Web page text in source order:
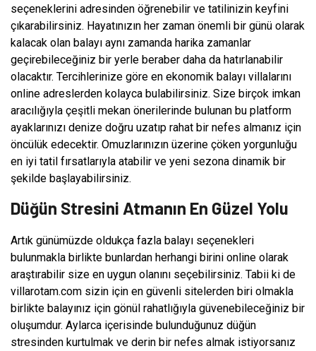
seçeneklerini adresinden öğrenebilir ve tatilinizin keyfini
çıkarabilirsiniz. Hayatınızın her zaman önemli bir günü olarak
kalacak olan balayı aynı zamanda harika zamanlar
geçirebileceğiniz bir yerle beraber daha da hatırlanabilir
olacaktır. Tercihlerinize göre en ekonomik balayı villalarını
online adreslerden kolayca bulabilirsiniz. Size birçok imkan
aracılığıyla çeşitli mekan önerilerinde bulunan bu platform
ayaklarınızı denize doğru uzatıp rahat bir nefes almanız için
öncülük edecektir. Omuzlarınızın üzerine çöken yorgunluğu
en iyi tatil fırsatlarıyla atabilir ve yeni sezona dinamik bir
şekilde başlayabilirsiniz.
Düğün Stresini Atmanın En Güzel Yolu
Artık günümüzde oldukça fazla balayı seçenekleri
bulunmakla birlikte bunlardan herhangi birini online olarak
araştırabilir size en uygun olanını seçebilirsiniz. Tabii ki de
villarotam.com sizin için en güvenli sitelerden biri olmakla
birlikte balayınız için gönül rahatlığıyla güvenebileceğiniz bir
oluşumdur. Aylarca içerisinde bulunduğunuz düğün
stresinden kurtulmak ve derin bir nefes almak istiyorsanız